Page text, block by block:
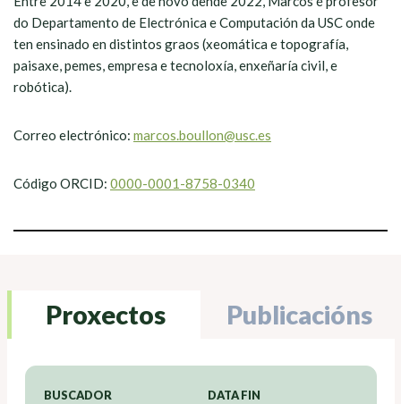
do Departamento de Electrónica e Computación da USC onde
ten ensinado en distintos graos (xeomática e topografía,
paisaxe, pemes, empresa e tecnoloxía, enxeñaría civil, e
robótica).
Correo electrónico: marcos.boullon@usc.es
Código ORCID: 0000-0001-8758-0340
Proxectos Publicacións
BUSCADOR DATA FIN